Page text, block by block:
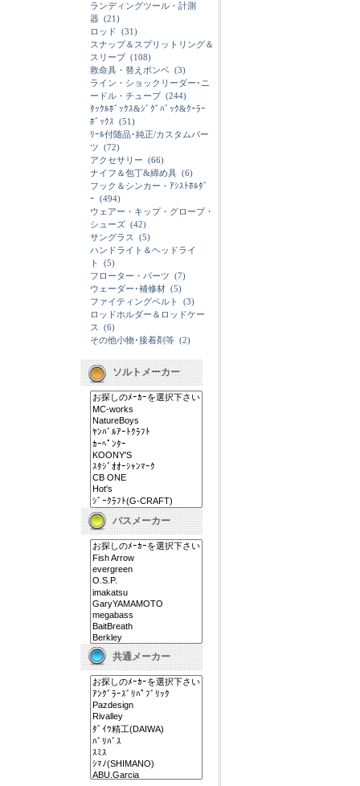
ランディングツール・計測
器 (21)
ロッド (31)
スナップ＆スプリットリング＆
スリーブ (108)
救命具・替えボンベ (3)
ライン・ショックリーダー･ニ
ードル・チューブ (244)
ﾀｯｸﾙﾎﾞｯｸｽ&ｼﾞｸﾞﾊﾞｯｸ&ｸｰﾗｰ
ﾎﾞｯｸｽ (51)
ﾘｰﾙ付随品･純正/カスタムパー
ツ (72)
アクセサリー (66)
ナイフ＆包丁&締め具 (6)
フック＆シンカー・ｱｼｽﾄﾎﾙﾀﾞ
ｰ (494)
ウェアー・キップ・グローブ・
シューズ (42)
サングラス
(5)
ハンドライト＆ヘッドライ
ト
(5)
フローター・パーツ (7)
ウェーダー･補修材 (5)
ファイティングベルト
(3)
ロッドホルダー＆ロッドケー
ス
(6)
その他小物･接着剤等 (2)
ソルトメーカー
バスメーカー
共通メーカー